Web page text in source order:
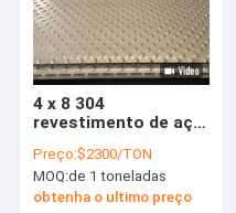
4 x 8 304
revestimento de aço
folha 2b gravados da
folha 3mm Ss 304
laminado a alta
Preço:$2300/TON
MOQ:de 1 toneladas
obtenha o ultimo preço